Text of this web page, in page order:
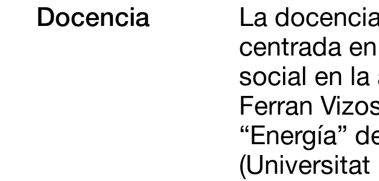
Docencia
La
centrada
social en
Ferran
“Energía”
(Universitat